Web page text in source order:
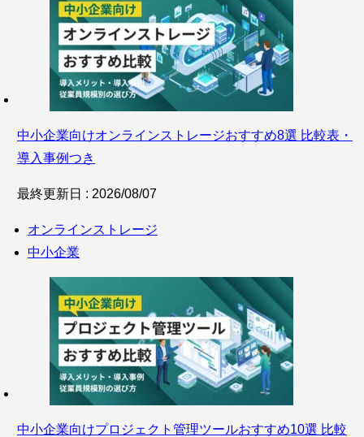
中小企業向けオンラインストレージおすすめ8選 比較表・
導入事例つき
最終更新日 : 2026/08/07
オンラインストレージ
中小企業
中小企業向けプロジェクト管理ツールおすすめ10選 比較